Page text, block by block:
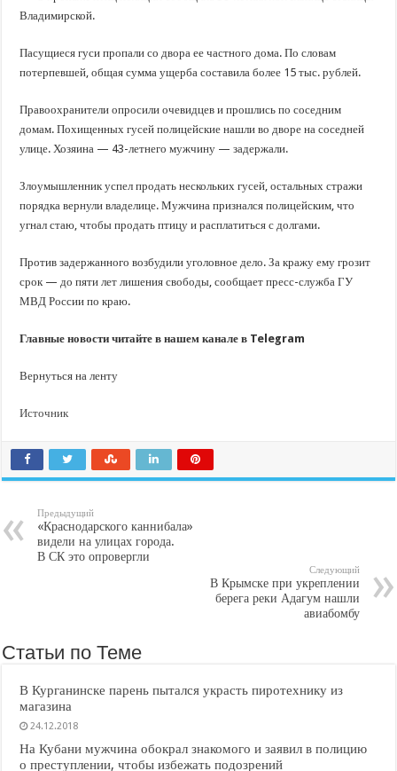
В городах и районах Кубани отметили День России
Владимирской.
Пасущиеся гуси пропали со двора ее частного дома. По словам
потерпевшей, общая сумма ущерба составила более 15 тыс. рублей.
Правоохранители опросили очевидцев и прошлись по соседним
домам. Похищенных гусей полицейские нашли во дворе на соседней
улице. Хозяина — 43-летнего мужчину — задержали.
Злоумышленник успел продать нескольких гусей, остальных стражи
порядка вернули владелице. Мужчина признался полицейским, что
угнал стаю, чтобы продать птицу и расплатиться с долгами.
Против задержанного возбудили уголовное дело. За кражу ему грозит
срок — до пяти лет лишения свободы, сообщает пресс-служба ГУ
МВД России по краю.
Главные новости читайте в нашем канале в Telegram
Вернуться на ленту
Источник
Предыдущий
«Краснодарского каннибала»
видели на улицах города.
В СК это опровергли
Следующий
В Крымске при укреплении
берега реки Адагум нашли
авиабомбу
Статьи по Теме
В Курганинске парень пытался украсть пиротехнику из
магазина
24.12.2018
На Кубани мужчина обокрал знакомого и заявил в полицию
о преступлении, чтобы избежать подозрений